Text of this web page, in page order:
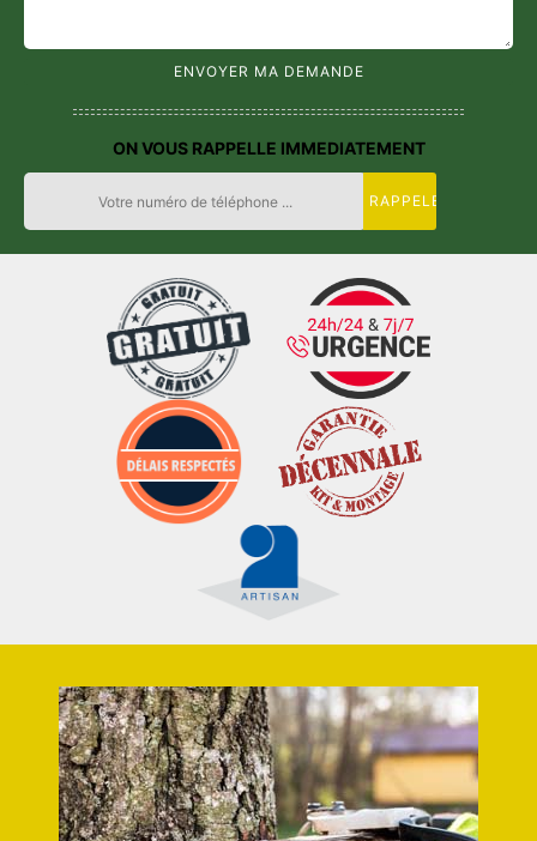
ON VOUS RAPPELLE IMMEDIATEMENT